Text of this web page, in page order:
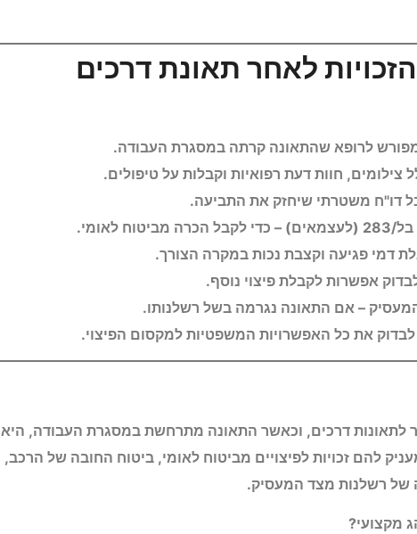
לאחר תאונת דרכים
לרופא שהתאונה קרתה במסגרת העבודה.
חוות דעת רפואיות וקבלות על טיפולים.
דו"ח משטרתי שיחזק את התביעה.
דמי פגיעה וקצבת נכות במקרה הצורך.
אפשרות לקבלת פיצוי נוסף.
– אם התאונה נגרמה בשל רשלנותו.
את כל האפשרויות המשפטיות למקסום הפיצוי.
לתאונות דרכים, וכאשר התאונה מתרחשת במסגרת העבודה, היא
להם זכויות לפיצויים מביטוח לאומי, ביטוח החובה של הרכב,
של רשלנות מצד המעסיק.
מקצועי?